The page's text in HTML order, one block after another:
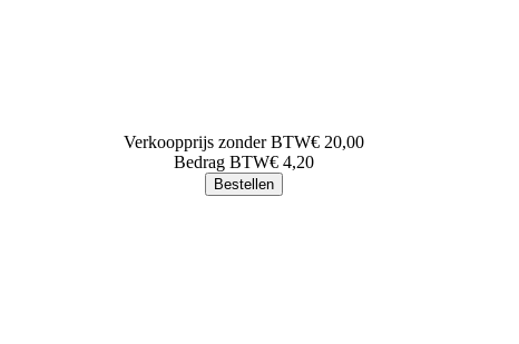
Verkoopprijs zonder BTW€ 20,00
Bedrag BTW€ 4,20